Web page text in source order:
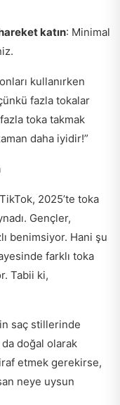
katın: Minimal
kullanırken
fazla tokalar
toka takmak
daha iyidir!”
2025’te toka
Gençler,
benimsiyor. Hani şu
farklı toka
Tabii ki,
saç stillerinde
doğal olarak
etmek gerekirse,
neye uysun